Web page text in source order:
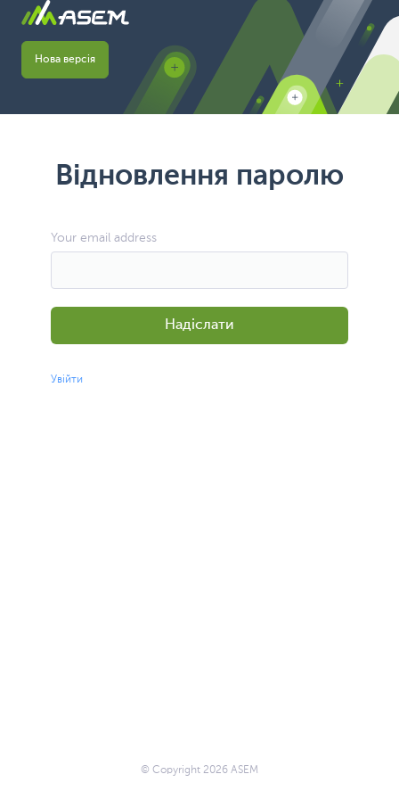
Нова версія
Відновлення паролю
Your email address
Надіслати
Увійти
© Copyright 2026 ASEM